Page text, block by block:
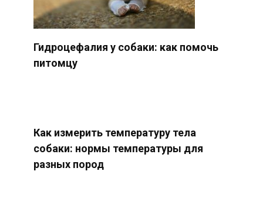
Гидроцефалия у собаки: как помочь
питомцу
Как измерить температуру тела
собаки: нормы температуры для
разных пород